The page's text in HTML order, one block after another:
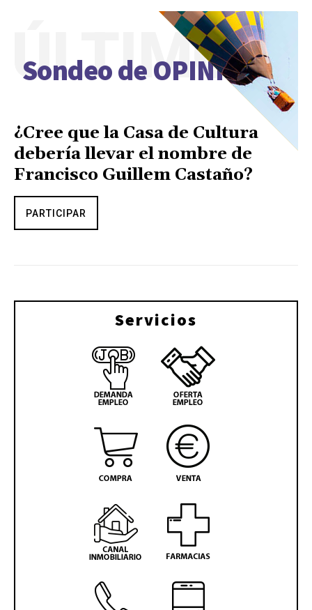
Sondeo de OPINIÓN
ÚLTIMO
¿Cree que la Casa de Cultura
debería llevar el nombre de
Francisco Guillem Castaño?
PARTICIPAR
Servicios